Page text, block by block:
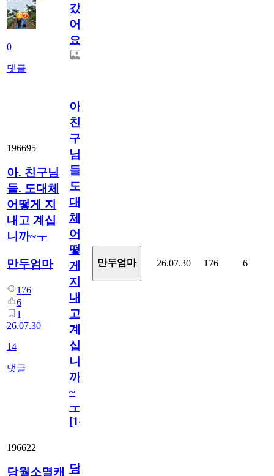
0
댓글
갔
어
요.
196695
아. 친구님
들. 도대체
어떻게 지
내고 계십
니까~ㅜ
만두엄마
176
6
1
26.07.30
14
댓글
아.
친
구
님
들.
도
대
체
어
떻
게
지
내
고
계
십
니
까
~
ㅜ
[14
만두엄마 26.07.30 176 6
196622
당월소멸캐
당